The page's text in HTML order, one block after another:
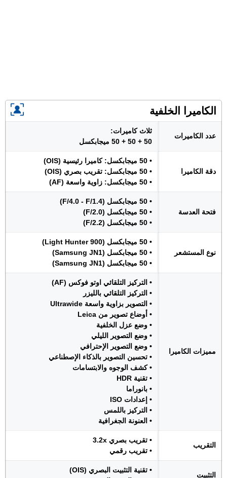
الكاميرا الخلفية
عدد الكاميرات
ثلاث كاميرات:
50 + 50 + 50 ميجابكسل
دقة الكاميرا
• 50 ميجابكسل: كاميرا رئيسية (OIS)
• 50 ميجابكسل: تقريب بصري (OIS)
• 50 ميجابكسل: زاوية واسعة (AF)
فتحة العدسة
• 50 ميجابكسل (F/4.0 - F/1.4)
• 50 ميجابكسل (F/2.0)
• 50 ميجابكسل (F/2.2)
نوع المستشعر
• 50 ميجابكسل (Light Hunter 900)
• 50 ميجابكسل (Samsung JN1)
• 50 ميجابكسل (Samsung JN1)
مميزات الكاميرا
• التركيز التلقائي اوتو فوكس (AF)
• التركيز التلقائي بالليزر
• التصوير بزاوية واسعة Ultrawide
• أوضاع تصوير من Leica
• وضع عزل الخلفية
• وضع التصوير الليلي
• وضع التصوير الإحترافي
• تحسين التصوير بالذكاء الإصطناعي
• كشف الوجوه والابتسامات
• تقنية HDR
• بانوراما
• إعدادات ISO
• التركيز باللمس
• العنونة الجغرافية
التقريب
• تقريب بصري 3.2x
• تقريب رقمي
التثبيت
• تقنية التثبيت البصري (OIS)